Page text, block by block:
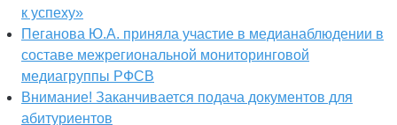
к успеху»
Пеганова Ю.А. приняла участие в медианаблюдении в
составе межрегиональной мониторинговой
медиагруппы РФСВ
Внимание! Заканчивается подача документов для
абитуриентов